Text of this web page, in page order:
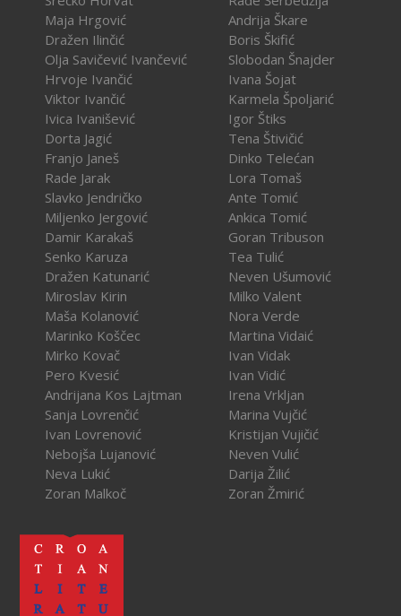
Maja Hrgović
Dražen Ilinčić
Olja Savičević Ivančević
Hrvoje Ivančić
Viktor Ivančić
Ivica Ivanišević
Dorta Jagić
Franjo Janeš
Rade Jarak
Slavko Jendričko
Miljenko Jergović
Damir Karakaš
Senko Karuza
Dražen Katunarić
Miroslav Kirin
Maša Kolanović
Marinko Koščec
Mirko Kovač
Pero Kvesić
Andrijana Kos Lajtman
Sanja Lovrenčić
Ivan Lovrenović
Nebojša Lujanović
Neva Lukić
Zoran Malkoč
Andrija Škare
Boris Škifić
Slobodan Šnajder
Ivana Šojat
Karmela Špoljarić
Igor Štiks
Tena Štivičić
Dinko Telećan
Lora Tomaš
Ante Tomić
Ankica Tomić
Goran Tribuson
Tea Tulić
Neven Ušumović
Milko Valent
Nora Verde
Martina Vidaić
Ivan Vidak
Ivan Vidić
Irena Vrkljan
Marina Vujčić
Kristijan Vujičić
Neven Vulić
Darija Žilić
Zoran Žmirić